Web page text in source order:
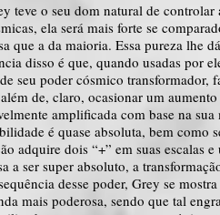
o seu dom natural de controlar
ela será mais forte se
que a da maioria. Essa pureza lhe
disso é que, quando usadas por
seu poder cósmico transformador,
de, claro, ocasionar um
amplificada com base na
é quase absoluta, bem
adquire dois “+” em suas escalas
a ser super absoluto, a
desse poder, Grey se
mais poderosa, sendo que tal